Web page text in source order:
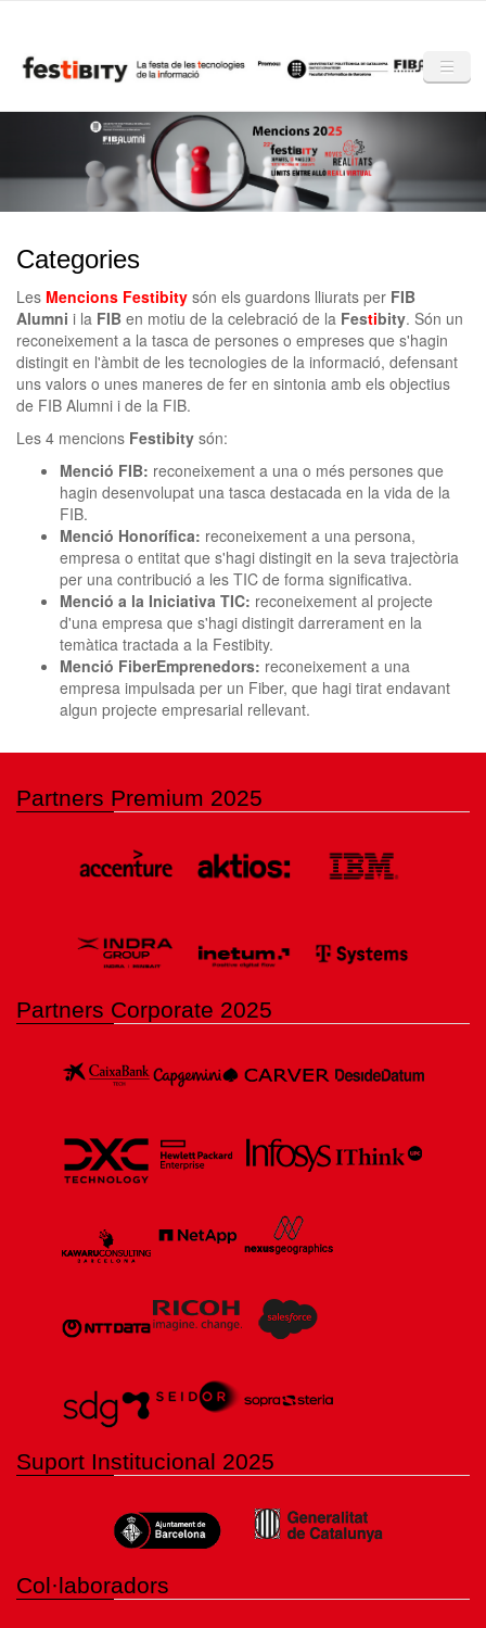
Club Festibity
Partners
Mencions
Notícies
Mèdia
Altres edicions
clickNEWS
Categories
Les Mencions Festibity són els guardons lliurats per FIB
Alumni i la FIB en motiu de la celebració de la Festibity. Són un
reconeixement a la tasca de persones o empreses que s'hagin
distingit en l'àmbit de les tecnologies de la informació, defensant
uns valors o unes maneres de fer en sintonia amb els objectius
de FIB Alumni i de la FIB.
Les 4 mencions Festibity són:
Menció FIB: reconeixement a una o més persones que
hagin desenvolupat una tasca destacada en la vida de la
FIB.
Menció Honorífica: reconeixement a una persona,
empresa o entitat que s'hagi distingit en la seva trajectòria
per una contribució a les TIC de forma significativa.
Menció a la Iniciativa TIC: reconeixement al projecte
d'una empresa que s'hagi distingit darrerament en la
temàtica tractada a la Festibity.
Menció FiberEmprenedors: reconeixement a una
empresa impulsada per un Fiber, que hagi tirat endavant
algun projecte empresarial rellevant.
Partners Premium 2025
Partners Corporate 2025
Suport Institucional 2025
Col·laboradors